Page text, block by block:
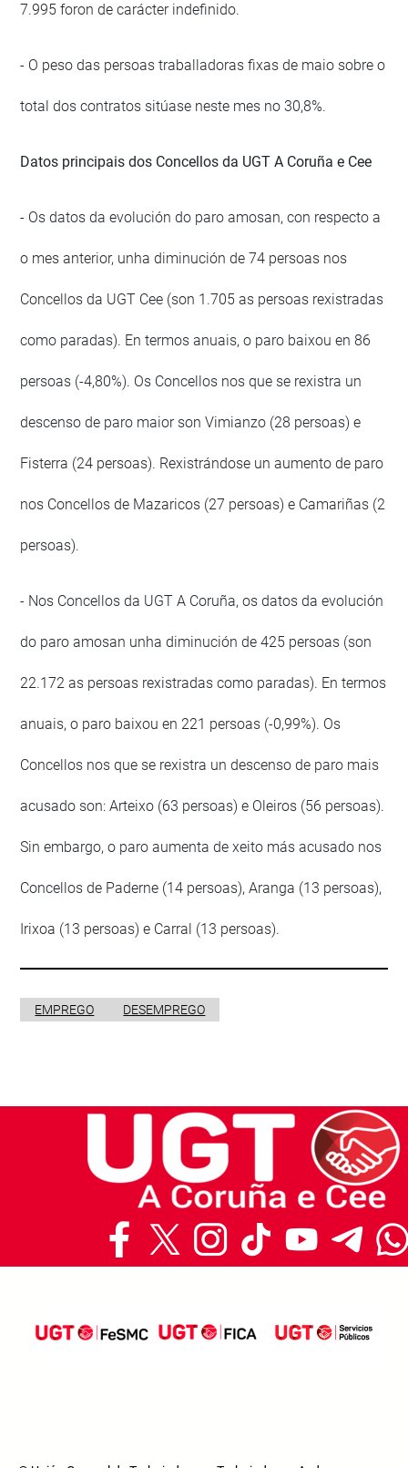
7.995 foron de carácter indefinido.
- O peso das persoas traballadoras fixas de maio sobre o
total dos contratos sitúase neste mes no 30,8%.
Datos principais dos Concellos da UGT A Coruña e Cee
- Os datos da evolución do paro amosan, con respecto a
o mes anterior, unha diminución de 74 persoas nos
Concellos da UGT Cee (son 1.705 as persoas rexistradas
como paradas). En termos anuais, o paro baixou en 86
persoas (-4,80%). Os Concellos nos que se rexistra un
descenso de paro maior son Vimianzo (28 persoas) e
Fisterra (24 persoas). Rexistrándose un aumento de paro
nos Concellos de Mazaricos (27 persoas) e Camariñas (2
persoas).
- Nos Concellos da UGT A Coruña, os datos da evolución
do paro amosan unha diminución de 425 persoas (son
22.172 as persoas rexistradas como paradas). En termos
anuais, o paro baixou en 221 persoas (-0,99%). Os
Concellos nos que se rexistra un descenso de paro mais
acusado son: Arteixo (63 persoas) e Oleiros (56 persoas).
Sin embargo, o paro aumenta de xeito más acusado nos
Concellos de Paderne (14 persoas), Aranga (13 persoas),
Irixoa (13 persoas) e Carral (13 persoas).
EMPREGO DESEMPREGO